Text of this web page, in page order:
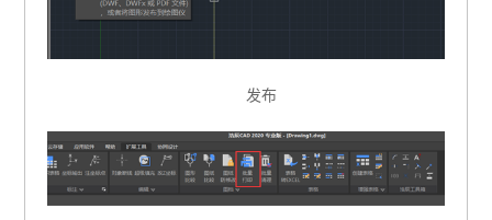
发布